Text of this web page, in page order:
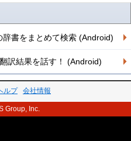
書をまとめて検索 (Android)
訳結果を話す！ (Android)
ルプ 会社情報
Group, Inc.